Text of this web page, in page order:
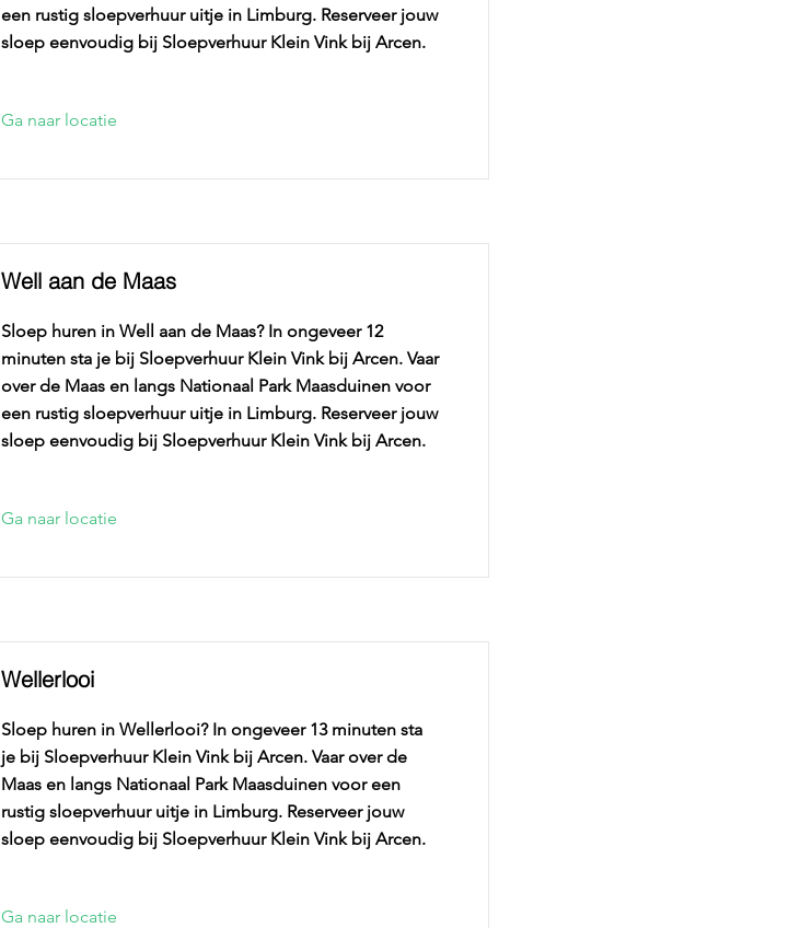
een rustig sloepverhuur uitje in Limburg. Reserveer jouw
sloep eenvoudig bij Sloepverhuur Klein Vink bij Arcen.
Ga naar locatie
Well aan de Maas
Sloep huren in Well aan de Maas? In ongeveer 12
minuten sta je bij Sloepverhuur Klein Vink bij Arcen. Vaar
over de Maas en langs Nationaal Park Maasduinen voor
een rustig sloepverhuur uitje in Limburg. Reserveer jouw
sloep eenvoudig bij Sloepverhuur Klein Vink bij Arcen.
Ga naar locatie
Wellerlooi
Sloep huren in Wellerlooi? In ongeveer 13 minuten sta
je bij Sloepverhuur Klein Vink bij Arcen. Vaar over de
Maas en langs Nationaal Park Maasduinen voor een
rustig sloepverhuur uitje in Limburg. Reserveer jouw
sloep eenvoudig bij Sloepverhuur Klein Vink bij Arcen.
Ga naar locatie